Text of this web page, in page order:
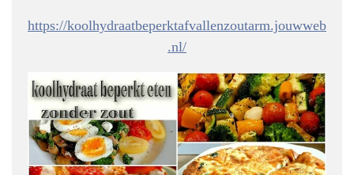
https://koolhydraatbeperktafvallenzoutarm.jouwweb
.nl/